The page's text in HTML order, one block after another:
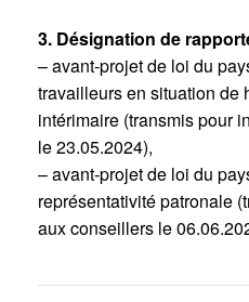
3. Désignation de
– avant-projet de loi du
travailleurs en situation de
intérimaire (transmis pour
le 23.05.2024),
– avant-projet de loi du
représentativité patronale
aux conseillers le